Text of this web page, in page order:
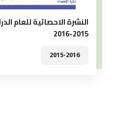
النشرة الاحصائية للعام
2015-2016
2015-2016